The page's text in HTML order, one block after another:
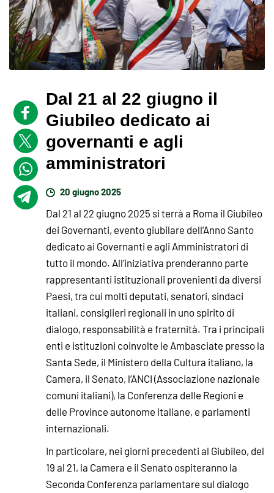
Dal 21 al 22 giugno il
Giubileo dedicato ai
governanti e agli
amministratori
20 giugno 2025
Dal 21 al 22 giugno 2025 si terrà a Roma il Giubileo
dei Governanti, evento giubilare dell’Anno Santo
dedicato ai Governanti e agli Amministratori di
tutto il mondo. All’iniziativa prenderanno parte
rappresentanti istituzionali provenienti da diversi
Paesi, tra cui molti deputati, senatori, sindaci
italiani, consiglieri regionali in uno spirito di
dialogo, responsabilità e fraternità. Tra i principali
enti e istituzioni coinvolte le Ambasciate presso la
Santa Sede, il Ministero della Cultura italiano, la
Camera, il Senato, l’ANCI (Associazione nazionale
comuni italiani), la Conferenza delle Regioni e
delle Province autonome italiane, e parlamenti
internazionali.
In particolare, nei giorni precedenti al Giubileo, del
19 al 21, la Camera e il Senato ospiteranno la
Seconda Conferenza parlamentare sul dialogo